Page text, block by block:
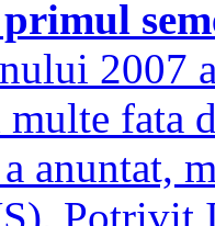
2007
fata
anuntat,